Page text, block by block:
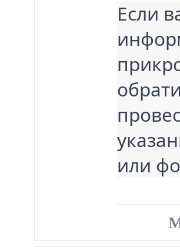
Если
или